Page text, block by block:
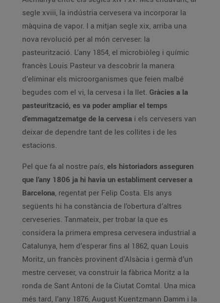
segle xviii, la indústria cervesera va incorporar la
màquina de vapor. I a mitjan segle xix, arriba una
nova revolució per al món cerveser: la
pasteurització. L’any 1854, el microbiòleg i químic
francès Louis Pasteur va descobrir la manera
d’eliminar els microorganismes que feien malbé
begudes com el vi, la cervesa i la llet. Gràcies a la
pasteurització, es va poder ampliar el temps
d’emmagatzematge de la cervesa i els cervesers van
deixar de dependre tant de les collites i de les
estacions.
Pel que fa al nostre país, els historiadors asseguren
que l’any 1806 ja hi havia un establiment cerveser a
Barcelona, regentat per Felip Costa. Els anys
següents hi ha constància de l’obertura d’altres
cerveseries. Tanmateix, per trobar la que es
considera la primera empresa cervesera industrial a
Catalunya, hem d’esperar fins al 1862, quan Louis
Moritz, un francès provinent d'Alsàcia i germà d’un
mestre cerveser, va construir la fàbrica Moritz a la
ronda de Sant Antoni de la Ciutat Comtal. Una mica
més tard, l’any 1876, August Kuentzmann Damm i la